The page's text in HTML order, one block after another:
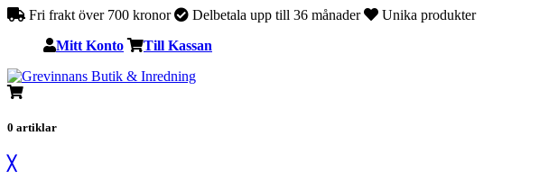
Fri frakt över 700 kronor Delbetala upp till 36 månader Unika produkter
Mitt Konto Till Kassan
0 artiklar
╳